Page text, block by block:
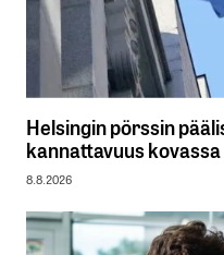
Helsingin pörssin
kannattavuus
8.8.2026